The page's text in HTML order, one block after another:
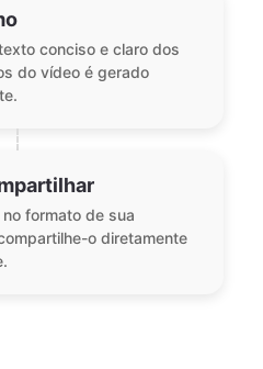
conciso e claro dos
do vídeo é gerado
formato de sua
o diretamente